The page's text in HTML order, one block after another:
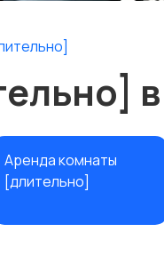
Аренда комнаты
[длительно]